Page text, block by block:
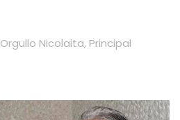
Orgullo Nicolaita, Principal